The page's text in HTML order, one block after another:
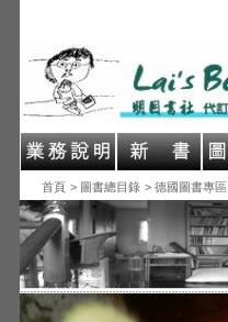
首頁 > 圖書總目錄 > 德國圖書專區